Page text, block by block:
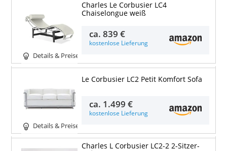
Details & Preise
Charles Le Corbusier LC4
Chaiselongue weiß
ca.839 €
kostenlose Lieferung
Details & Preise
Le Corbusier LC2 Petit Komfort Sofa
ca. 1.499 €
kostenlose Lieferung
Charles L Corbusier LC2-2 2-Sitzer-